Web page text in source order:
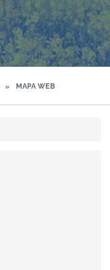
MAPA WEB